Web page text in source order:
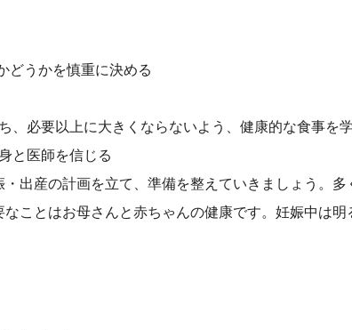
どうかを慎重に決める
、必要以上に大きくならないよう、健康的な食事を
と医師を信じる
出産の計画を立て、準備を整えていきましょう。多
ことはお母さんと赤ちゃんの健康です。妊娠中は明